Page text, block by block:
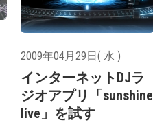
2009年04月29日( 水 )
インターネットDJラ
ジオアプリ「sunshine
live」を試す